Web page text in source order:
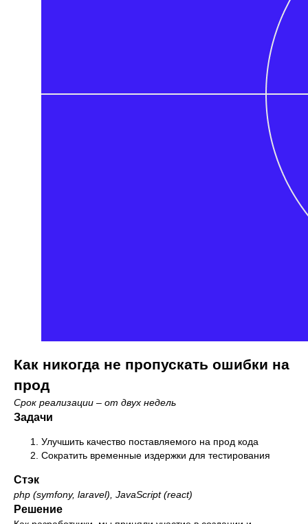
Как никогда не пропускать ошибки на
прод
Срок реализации – от двух недель
Задачи
Улучшить качество поставляемого на прод кода
Сократить временные издержки для тестирования
Стэк
php (symfony, laravel), JavaScript (react)
Решение